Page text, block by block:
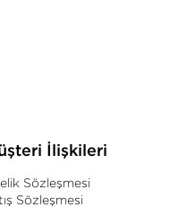
İlişkileri
Sözleşmesi
Sözleşmesi